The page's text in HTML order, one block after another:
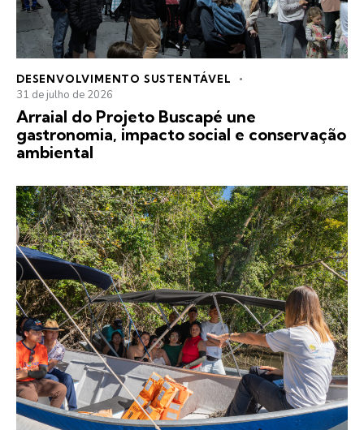
DESENVOLVIMENTO SUSTENTÁVEL
31 de julho de 2026
Arraial do Projeto Buscapé une
gastronomia, impacto social e conservação
ambiental